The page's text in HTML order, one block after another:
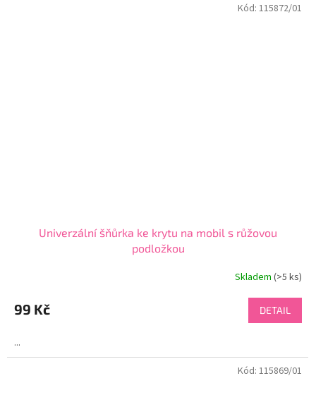
Univerzální šňůrka ke krytu na mobil s růžovou
podložkou
Skladem (>5 ks)
99 Kč DETAIL
...
Kód: 115872/01
Kód: 115869/01